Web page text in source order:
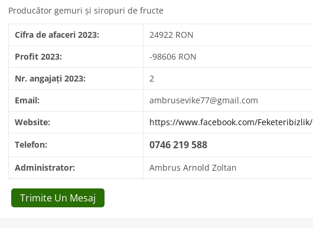
Producător gemuri și siropuri de fructe
Cifra de afaceri 2023:
24922 RON
Profit 2023:
-98606 RON
Nr. angajați 2023:
2
Email:
ambrusevike77@gmail.com
Website:
https://www.facebook.com/Feketeribizlik/
Telefon:
0746 219 588
Administrator: Ambrus Arnold Zoltan
Trimite Un Mesaj